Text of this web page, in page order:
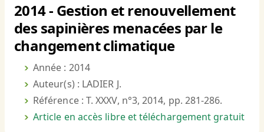
2014 - Gestion et renouvellement
des sapinières menacées par le
changement climatique
Année : 2014
Auteur(s) : LADIER J.
Référence : T. XXXV, n°3, 2014, pp. 281-286.
Article en accès libre et téléchargement gratuit